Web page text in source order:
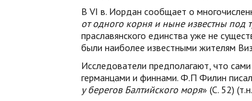
В VI в. Иордан сообщает о
от одного корня и ныне известны под
праславянского единства уже не
были наиболее известными жителям
Исследователи предполагают, что
германцами и финнами. Ф.П Филин
у берегов Балтийского моря» (С. 52)